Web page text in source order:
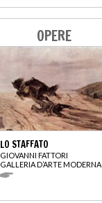
OPERE
LO STAFFATO
GIOVANNI FATTORI
GALLERIA D’ARTE MODERNA